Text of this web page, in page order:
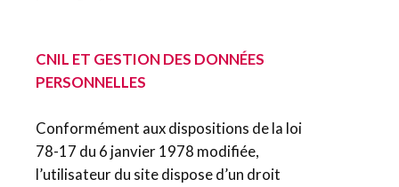
CNIL ET GESTION DES DONNÉES
PERSONNELLES
Conformément aux dispositions de la loi
78-17 du 6 janvier 1978 modifiée,
l’utilisateur du site dispose d’un droit